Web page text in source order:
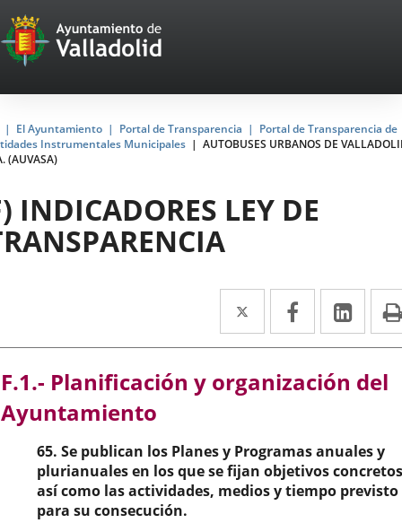
Portal
Web
del
Ayuntamiento
de
Valladolid
El Ayuntamiento Portal de Transparencia
Portal de Transparencia de
Instrumentales Municipales
AUTOBUSES URBANOS DE
(AUVASA)
INDICADORES LEY DE
Twitter
Enlace
a
aplicación
Facebook
Enlace
a
aplicación
a
F.1.- Planificación y organización del
Ayuntamiento
65. Se publican los Planes y Programas anuales y
plurianuales en los que se fijan objetivos
así como las actividades, medios y tiempo previsto
para su consecución.